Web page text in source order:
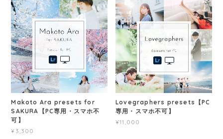
Makoto Ara presets for
SAKURA【PC専用・スマホ不
可】
¥3,300
Lovegraphers presets【PC
専用・スマホ不可】
¥11,000